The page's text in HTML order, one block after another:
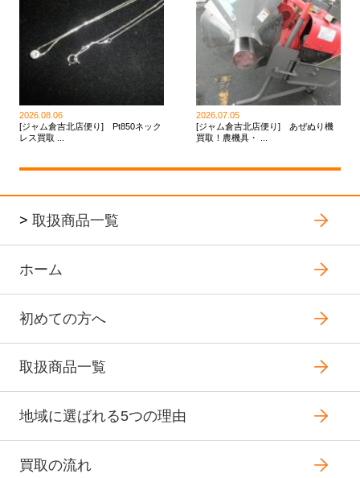
2026.08.06
[ジャム倉吉北店便り] Pt850ネック
レス買取 ...
2026.07.05
[ジャム倉吉北店便り] あぜぬり機
買取！農機具・ ...
> 取扱商品一覧
ホーム
初めての方へ
取扱商品一覧
地域に選ばれる5つの理由
買取の流れ